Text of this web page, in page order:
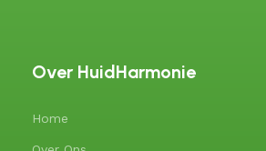
Over HuidHarmonie
Home